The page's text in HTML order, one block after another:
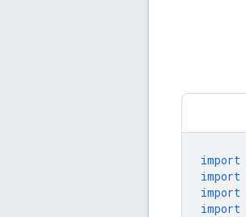
import
import
import
import